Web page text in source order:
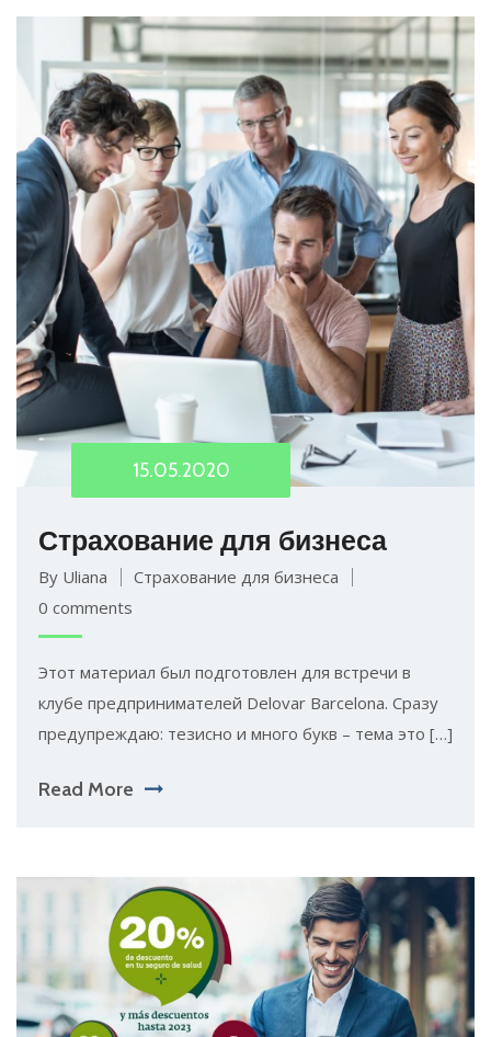
15.05.2020
Страхование для бизнеса
By Uliana
Страхование для бизнеса
0 comments
Этот материал был подготовлен для встречи в
клубе предпринимателей Delovar Barcelona. Сразу
предупреждаю: тезисно и много букв – тема это […]
Read More